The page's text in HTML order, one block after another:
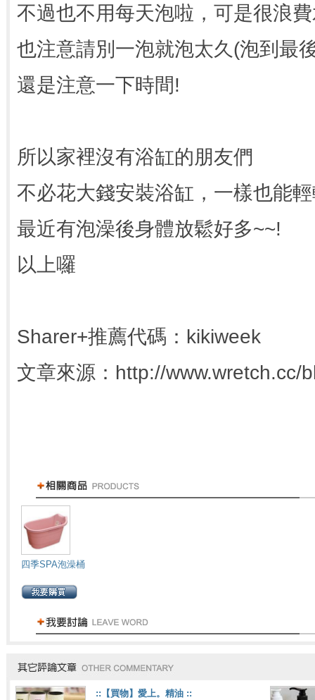
不過也不用每天泡啦，可是很浪
也注意請別一泡就泡太久(泡到最
還是注意一下時間!
所以家裡沒有浴缸的朋友們
不必花大錢安裝浴缸，一樣也能
最近有泡澡後身體放鬆好多~~!
以上囉
Sharer+推薦代碼：kikiweek
文章來源：http://www.wretch.cc/
四季SPA泡澡桶
::【買物】愛上。精油 ::